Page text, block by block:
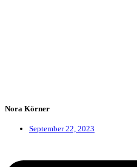
Nora Körner
September 22, 2023